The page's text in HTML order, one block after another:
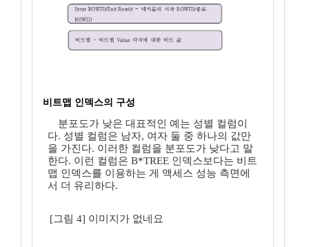
비트맵 인덱스의 구성
분포도가 낮은 대표적인 예는 성별 컬럼이
다. 성별 컬럼은 남자, 여자 둘 중 하나의 값만
을 가진다. 이러한 컬럼을 분포도가 낮다고 말
한다. 이런 컬럼은 B*TREE 인덱스보다는 비트
맵 인덱스를 이용하는 게 액세스 성능 측면에
서 더 유리하다.
[그림 4] 이미지가 없네요